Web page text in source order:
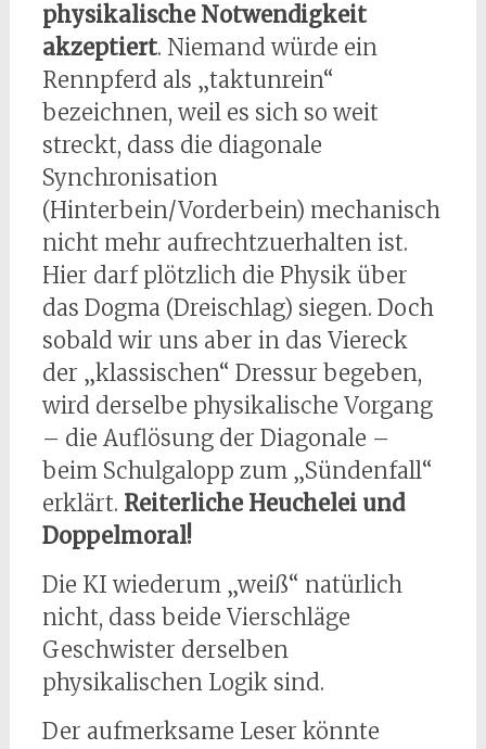
physikalische Notwendigkeit
akzeptiert. Niemand würde ein
Rennpferd als „taktunrein“
bezeichnen, weil es sich so weit
streckt, dass die diagonale
Synchronisation
(Hinterbein/Vorderbein) mechanisch
nicht mehr aufrechtzuerhalten ist.
Hier darf plötzlich die Physik über
das Dogma (Dreischlag) siegen. Doch
sobald wir uns aber in das Viereck
der „klassischen“ Dressur begeben,
wird derselbe physikalische Vorgang
– die Auflösung der Diagonale –
beim Schulgalopp zum „Sündenfall“
erklärt. Reiterliche Heuchelei und
Doppelmoral!
Die KI wiederum „weiß“ natürlich
nicht, dass beide Vierschläge
Geschwister derselben
physikalischen Logik sind.
Der aufmerksame Leser könnte